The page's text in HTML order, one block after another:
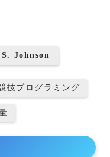
Johnson
技プログラミング